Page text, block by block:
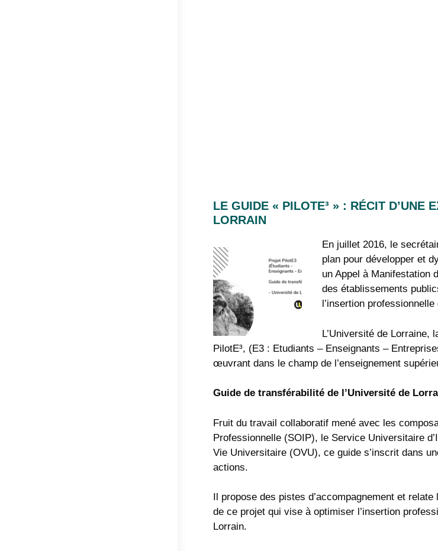
LE GUIDE « PILOTE³ » : RÉCIT D’UNE
LORRAIN
En juillet 2016, le
plan pour développer et
un Appel à Manifestation
des établissements
l’insertion
L’Université de Lorraine,
PilotE³, (E3 : Etudiants – Enseignants –
œuvrant dans le champ de l’enseignement
Guide de transférabilité de l’Université de
Fruit du travail collaboratif mené avec les
Professionnelle (SOIP), le Service Universitaire
Vie Universitaire (OVU), ce guide s’inscrit dans
actions.
Il propose des pistes d’accompagnement et
de ce projet qui vise à optimiser l’insertion
Lorrain.